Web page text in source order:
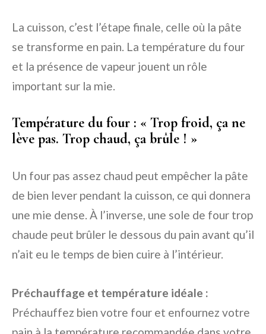
La cuisson, c’est l’étape finale, celle où la pâte
se transforme en pain. La température du four
et la présence de vapeur jouent un rôle
important sur la mie.
Température du four : « Trop froid, ça ne
lève pas. Trop chaud, ça brûle ! »
Un four pas assez chaud peut empêcher la pâte
de bien lever pendant la cuisson, ce qui donnera
une mie dense. À l’inverse, une sole de four trop
chaude peut brûler le dessous du pain avant qu’il
n’ait eu le temps de bien cuire à l’intérieur.
Préchauffage et température idéale :
Préchauffez bien votre four et enfournez votre